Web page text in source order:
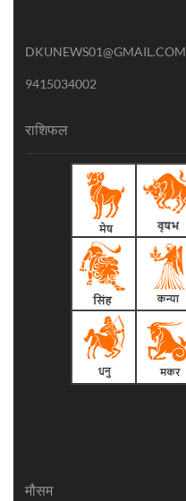
DKUNEWS01@GMAIL.COM
9415034002
राशिफल
मौसम